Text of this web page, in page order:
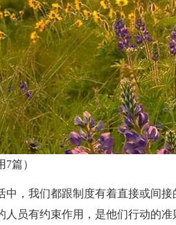
篇）
中，我们都跟制度有着直接或间
人员有约束作用，是他们行动的